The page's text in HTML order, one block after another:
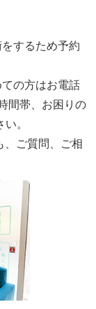
するため予約
の方はお電話
間帯、お困りの
。
、ご質問、ご相